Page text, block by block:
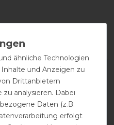
dich auch
ähnliche Technologien
und Anzeigen zu
Drittanbietern
analysieren. Dabei
Daten (z.B.
erfolgt